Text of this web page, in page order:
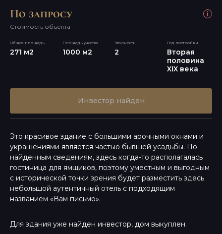
По запросу
Стоимость объекта
Общая площадь
271 м2
Площадь участка
1000 м2
Этажность
2
Год постройки
Вторая
половина
XIX века
Инвестор найден
Это красивое здание с большими арочными окнами и
украшениями является частью бывшей усадьбы. По
найденным сведениям, здесь когда-то располагалась
гостиница для ямщиков, поэтому уместным и выгодным
с исторической точки зрения будет разместить здесь
небольшой аутентичный отель с подходящим
названием «Вам письмо».
Для здания уже найден инвестор, дом выкуплен.